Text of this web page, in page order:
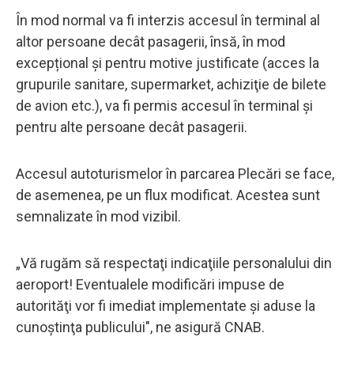
În mod normal va fi interzis accesul în terminal al
altor persoane decât pasagerii, însă, în mod
excepțional și pentru motive justificate (acces la
grupurile sanitare, supermarket, achiziţie de bilete
de avion etc.), va fi permis accesul în terminal şi
pentru alte persoane decât pasagerii.
Accesul autoturismelor în parcarea Plecări se face,
de asemenea, pe un flux modificat. Acestea sunt
semnalizate în mod vizibil.
„Vă rugăm să respectaţi indicaţiile personalului din
aeroport! Eventualele modificări impuse de
autorităţi vor fi imediat implementate şi aduse la
cunoştinţa publicului", ne asigură CNAB.